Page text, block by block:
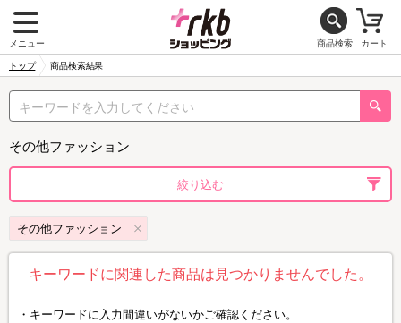
メニュー 商品検索 カート
トップ 商品検索結果
その他ファッション
絞り込む
その他ファッション
キーワードに関連した商品は見つかりませんでした。
キーワードに入力間違いがないかご確認ください。